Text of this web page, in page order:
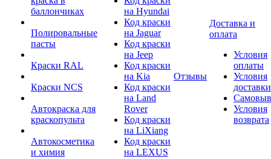
баллончиках
Полировальные
пасты
Краски RAL
Краски NCS
Автокраска для
краскопульта
Автокосметика
и химия
на Hyundai
Код краски
на Jaguar
Код краски
на Jeep
Код краски
на Kia
Код краски
на Land
Rover
Код краски
на LiXiang
Код краски
на LEXUS
Отзывы
Доставка и
оплата
Условия
оплаты
Условия
доставки
Условия
возврата